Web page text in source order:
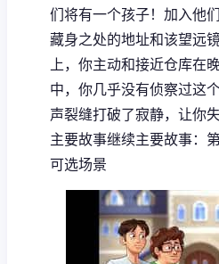
们将有一个孩子！加入他
藏身之处的地址和该望远
上，你主动和接近仓库在
中，你几乎没有侦察过这
声裂缝打破了寂静，让你
主要故事继续主要故事：
可选场景